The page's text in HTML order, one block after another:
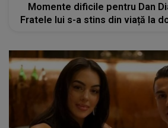
Momente dificile pentru Dan
Fratele lui s-a stins din viață la